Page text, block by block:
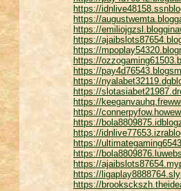
https://
https://
https://
https://
https://
https://
https://
https://
https://
https://
https://
https://
https://
https://
https://
https://
https://
https://